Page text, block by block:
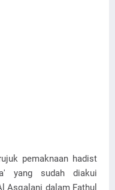
pemaknaan hadist
yang sudah diakui
Asqalani dalam Fathul